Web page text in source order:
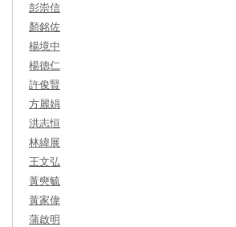
彭崇信
顏銘佐
楊境中
楊德仁
許俊賢
方麗娟
洪志恒
林緯展
王文弘
黃奭毓
黃家偉
蒲啟明